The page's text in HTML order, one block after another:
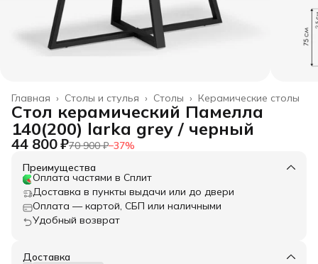
Керамические столы
Столы ›
Столы и стулья ›
Главная ›
Стол керамический Памелла
140(200) larka grey / черный
44 800 ₽70 900 ₽−37%
Преимущества
Оплата частями в Сплит
Доставка в пункты выдачи или до двери
Оплата — картой, СБП или наличными
Удобный возврат
Доставка